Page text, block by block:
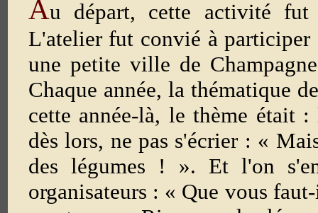
Au départ, cette activité
L'atelier fut convié à participer
une petite ville de
Chaque année, la thématique
cette année-là, le thème était
dès lors, ne pas s'écrier : «
des légumes ! ». Et l'on
organisateurs : « Que vous